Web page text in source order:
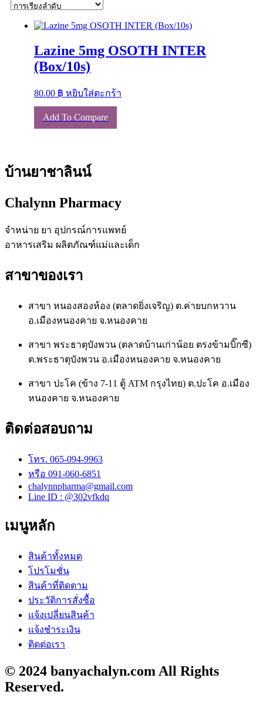
Lazine 5mg OSOTH INTER
(Box/10s)
80.00 ฿ หยิบใส่ตะกร้า
Add To Compare
บ้านยาชาลินน์
Chalynn Pharmacy
จำหน่าย ยา อุปกรณ์การแพทย์
อาหารเสริม ผลิตภัณฑ์แม่และเด็ก
สาขาของเรา
สาขา หนองสองห้อง (ตลาดยิ่งเจริญ) ต.ค่ายบกหวาน
อ.เมืองหนองคาย จ.หนองคาย
สาขา พระธาตุบังพวน (ตลาดบ้านเก่าน้อย ตรงข้ามบิ๊กซี)
ต.พระธาตุบังพวน อ.เมืองหนองคาย จ.หนองคาย
สาขา ปะโค (ข้าง 7-11 ตู้ ATM กรุงไทย) ต.ปะโค อ.เมือง
หนองคาย จ.หนองคาย
ติดต่อสอบถาม
โทร. 065-094-9963
หรือ 091-060-6851
chalynnpharma@gmail.com
Line ID : @302vfkdq
เมนูหลัก
สินค้าทั้งหมด
โปรโมชั่น
สินค้าที่ติดตาม
ประวัติการสั่งซื้อ
แจ้งเปลี่ยนสินค้า
แจ้งชำระเงิน
ติดต่อเรา
© 2024 banyachalyn.com All Rights
Reserved.